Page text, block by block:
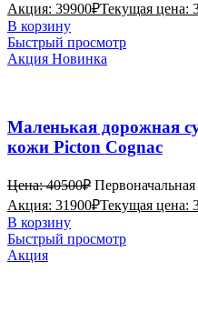
Акция: 39900₽Текущая цена:
В корзину
Быстрый просмотр
Акция Новинка
Маленькая дорожная
кожи Picton Cognac
Цена:40500₽
Акция: 31900₽Текущая цена:
В корзину
Быстрый просмотр
Акция